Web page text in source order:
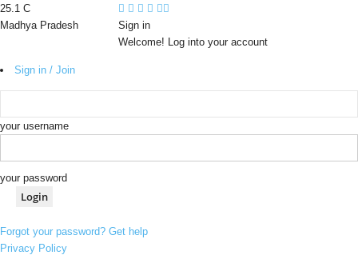
25.1 C
Madhya Pradesh
Sign in / Join
Sign in
Welcome! Log into your account
your username
your password
Forgot your password? Get help
Privacy Policy